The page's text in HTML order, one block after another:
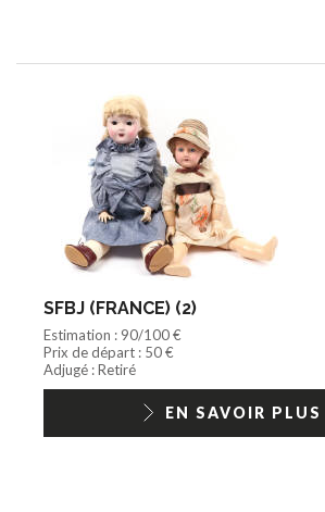
SFBJ (FRANCE) (2)
Estimation : 90/100 €
Prix de départ : 50 €
Adjugé : Retiré
EN SAVOIR PLUS